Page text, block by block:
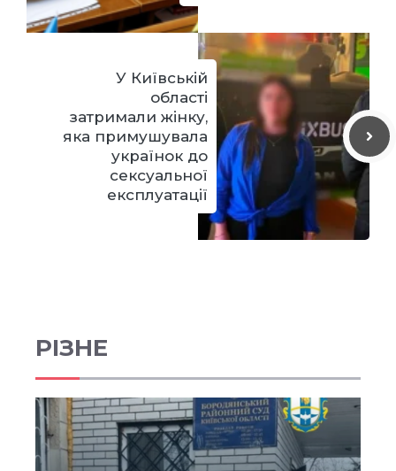
У Київській
області
затримали жінку,
яка примушувала
українок до
сексуальної
експлуатації
РІЗНЕ